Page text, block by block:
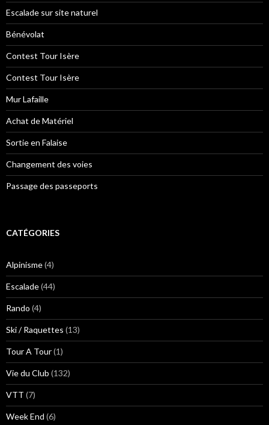
Escalade sur site naturel
Bénévolat
Contest Tour Isère
Contest Tour Isère
Mur Lafaille
Achat de Matériel
Sortie en Falaise
Changement des voies
Passage des passeports
CATÉGORIES
Alpinisme(4)
Escalade(44)
Rando (4)
Ski / Raquettes (13)
Tour A Tour(1)
Vie du Club (132)
VTT (7)
Week End (6)